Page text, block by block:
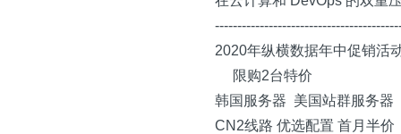
2020年纵横数据年中促销活
限购2台特价
韩国服务器 美国站群服务器
CN2线路 优选配置 首月半价